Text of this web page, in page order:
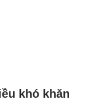
khó khăn